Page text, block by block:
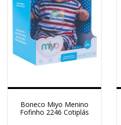
Boneco Miyo Menino
Fofinho 2246 Cotiplás